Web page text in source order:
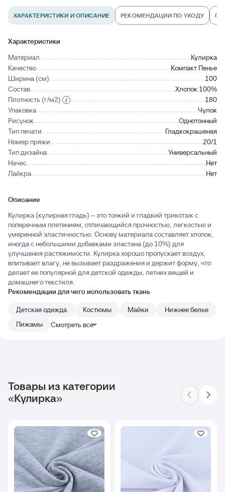
ХАРАКТЕРИСТИКИ И ОПИСАНИЕ РЕКОМЕНДАЦИИ ПО УХОДУ
Характеристики
Материал
Кулирка
Качество
Компакт Пенье
Ширина (см)
100
Состав
Хлопок 100%
Плотность (г/м2)
180
Упаковка
Чулок
Рисунок
Однотонный
Тип печати
Гладкокрашеная
Номер пряжи
20/1
Тип дизайна
Универсальный
Начес
Нет
Лайкра
Нет
Описание
Кулирка (кулирная гладь) – это тонкий и гладкий трикотаж с
поперечным плетением, отличающийся прочностью, легкостью и
умеренной эластичностью. Основу материала составляет хлопок,
иногда с небольшими добавками эластана (до 10%) для
улучшения растяжимости. Кулирка хорошо пропускает воздух,
впитывает влагу, не вызывает раздражения и держит форму, что
делает ее популярной для детской одежды, летних вещей и
домашнего текстиля.
Рекомендации для чего использовать ткань
Детская одежда
Костюмы Майки
Нижнее белье
Пижамы
Смотреть все
Товары из категории
«Кулирка»